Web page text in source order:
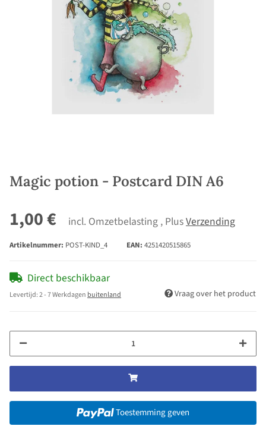
Magic potion - Postcard DIN A6
1,00 € incl. Omzetbelasting , PlusVerzending
Artikelnummer: POST-KIND_4 EAN: 4251420515865
Direct beschikbaar
Levertijd:2 - 7 Werkdagen buitenland Vraag over het product
Toestemming geven